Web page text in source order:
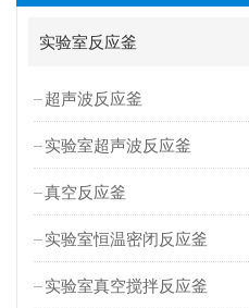
实验室反应釜
超声波反应釜
实验室超声波反应釜
真空反应釜
实验室恒温密闭反应釜
实验室真空搅拌反应釜